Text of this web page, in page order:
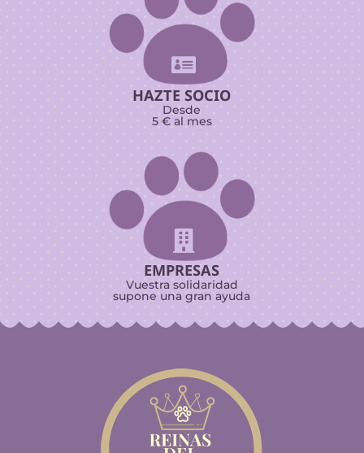

HAZTE SOCIO
Desde
5 € al mes

EMPRESAS
Vuestra solidaridad
supone una gran ayuda